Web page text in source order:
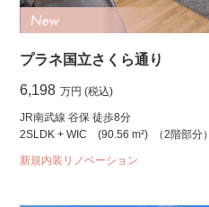
プラネ国立さくら通り
6,198 万円 (税込)
JR南武線 谷保 徒歩8分
2SLDK + WIC
(90.56 m²) （2階部分）
新規内装リノベーション